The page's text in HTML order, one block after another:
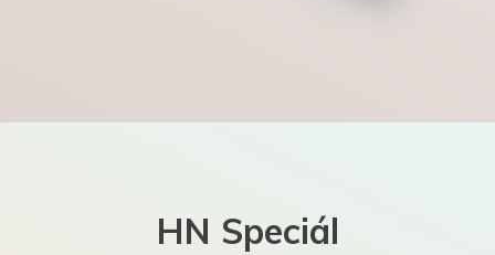
HN Speciál